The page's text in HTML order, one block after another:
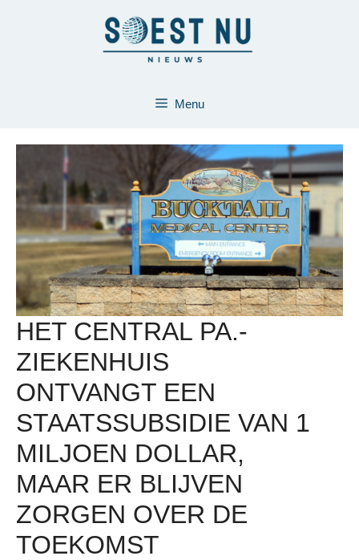
Menu
HET CENTRAL PA.-
ZIEKENHUIS
ONTVANGT EEN
STAATSSUBSIDIE ​​VAN 1
MILJOEN DOLLAR,
MAAR ER BLIJVEN
ZORGEN OVER DE
TOEKOMST